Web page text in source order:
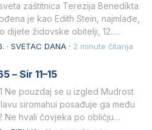
zaštitnica Terezija Benedikta
je kao Edith Stein, najmlađe,
dijete židovske obitelji, 12.
u Wrocławu…
· SVETAC DANA · 2 minute čitanja
– Sir 11–15
Ne pouzdaj se u izgled Mudrost
siromahui posađuje ga među
Ne hvali čovjeka po obličju